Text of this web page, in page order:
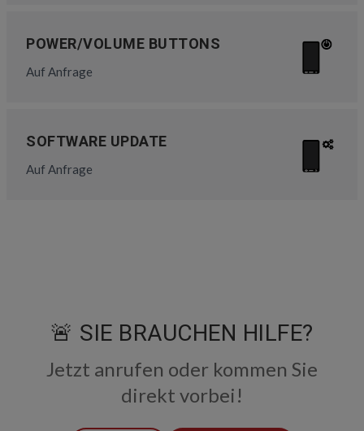
POWER/VOLUME BUTTONS
Auf Anfrage
SOFTWARE UPDATE
Auf Anfrage
🚨 SIE BRAUCHEN HILFE?
Jetzt anrufen oder kommen Sie
direkt vorbei!